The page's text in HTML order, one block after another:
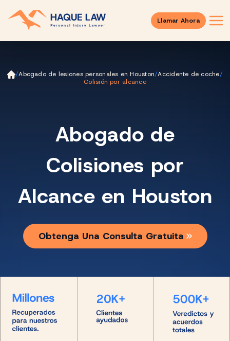
Llamar Ahora
Ini
ci
/Abogado de lesiones personales en Houston/Accidente de coche/
Colisión por alcance
Abogado de
Colisiones por
Alcance en Houston
Obtenga Una Consulta Gratuita